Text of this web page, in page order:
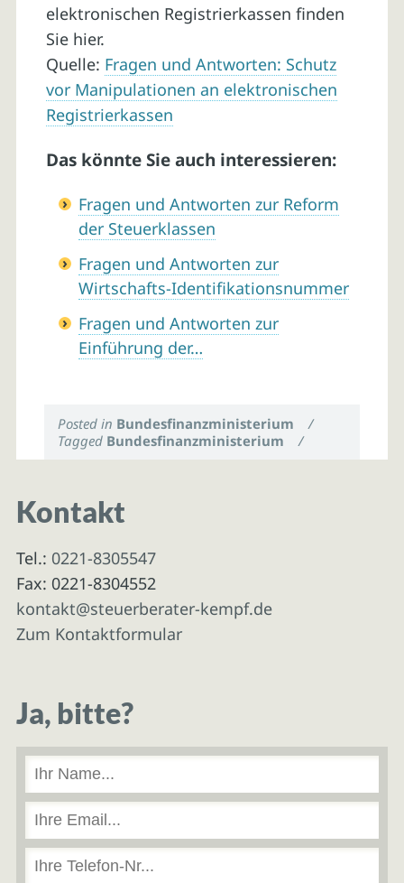
elektronischen Registrierkassen finden
Sie hier.
Quelle: Fragen und Antworten: Schutz
vor Manipulationen an elektronischen
Registrierkassen
Das könnte Sie auch interessieren:
Fragen und Antworten zur Reform
der Steuerklassen
Fragen und Antworten zur
Wirtschafts-Identifikationsnummer
Fragen und Antworten zur
Einführung der…
Posted in Bundesfinanzministerium
/
Tagged Bundesfinanzministerium /
Kontakt
Tel.: 0221-8305547
Fax: 0221-8304552
kontakt@steuerberater-kempf.de
Zum Kontaktformular
Ja, bitte?